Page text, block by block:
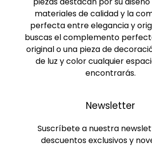
materiales de calidad y la
perfecta entre elegancia y
buscas el complemento
original o una pieza de
de luz y color cualquier
encontrarás.
Newsletter
Suscríbete a nuestra
descuentos exclusivos y